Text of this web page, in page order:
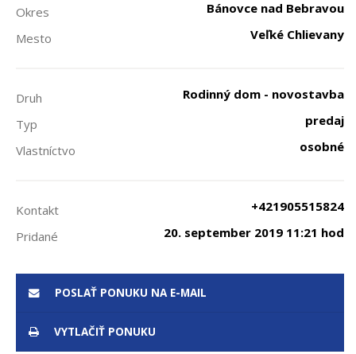
Okres
Bánovce nad Bebravou
Mesto
Veľké Chlievany
Druh
Rodinný dom - novostavba
Typ
predaj
Vlastníctvo
osobné
Kontakt
+421905515824
Pridané
20. september 2019 11:21 hod
POSLAŤ PONUKU NA E-MAIL
VYTLAČIŤ PONUKU